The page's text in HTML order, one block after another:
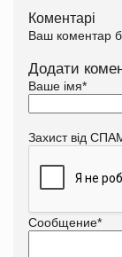
Коментарі
Ваш коментар
Додати
Ваше імя*
Захист від
Сообщение*